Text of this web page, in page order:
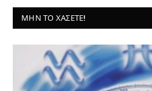
ΜΗΝ ΤΟ ΧΆΣΕΤΕ!